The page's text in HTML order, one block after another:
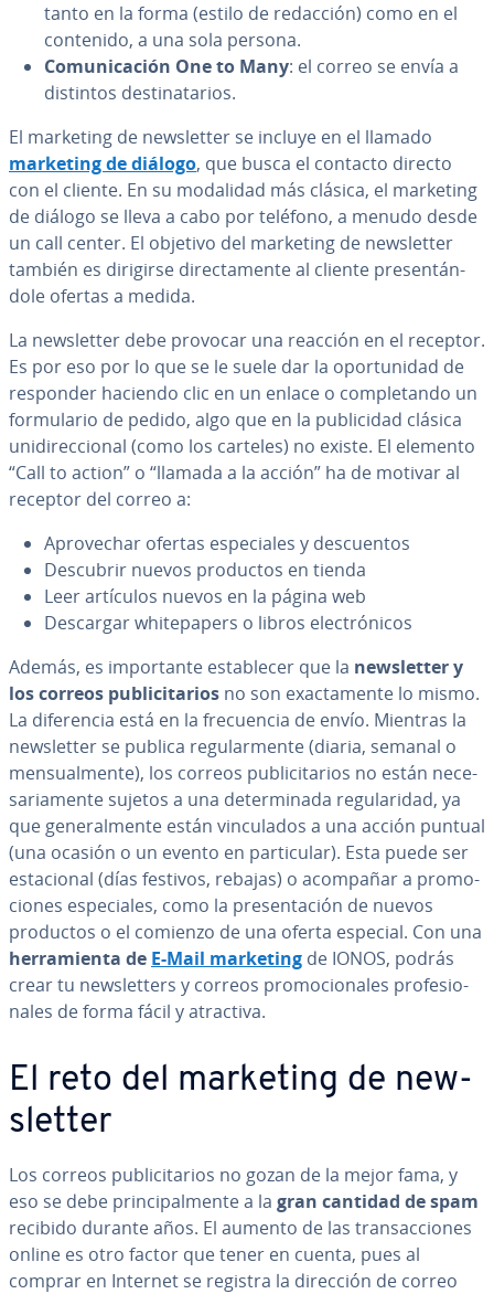
tanto en la forma (estilo de redacción) como en el
contenido, a una sola persona.
Co­mu­ni­ca­ción One to Many: el correo se envía a
distintos de­s­ti­na­ta­rios.
El marketing de ne­w­s­le­t­ter se incluye en el llamado
marketing de diálogo, que busca el contacto directo
con el cliente. En su modalidad más clásica, el marketing
de diálogo se lleva a cabo por teléfono, a menudo desde
un call center. El objetivo del marketing de ne­w­s­le­t­ter
también es dirigirse di­re­c­ta­me­n­te al cliente pre­se­n­tá­n­
do­le ofertas a medida.
La ne­w­s­le­t­ter debe provocar una reacción en el receptor.
Es por eso por lo que se le suele dar la opo­r­tu­ni­dad de
responder haciendo clic en un enlace o co­m­ple­ta­n­do un
fo­r­mu­la­rio de pedido, algo que en la pu­bli­ci­dad clásica
uni­di­re­c­cio­nal (como los carteles) no existe. El elemento
“Call to action” o “llamada a la acción” ha de motivar al
receptor del correo a:
Apro­ve­char ofertas es­pe­cia­les y de­s­cue­n­tos
Descubrir nuevos productos en tienda
Leer artículos nuevos en la página web
Descargar whi­te­pa­pe­rs o libros ele­c­tró­ni­cos
Además, es im­po­r­ta­n­te es­ta­ble­cer que la ne­w­s­le­t­ter y
los correos pu­bli­ci­ta­rios no son exac­ta­me­n­te lo mismo.
La di­fe­re­n­cia está en la fre­cue­n­cia de envío. Mientras la
ne­w­s­le­t­ter se publica re­gu­la­r­me­n­te (diaria, semanal o
me­n­sua­l­me­n­te), los correos pu­bli­ci­ta­rios no están ne­ce­
sa­ria­me­n­te sujetos a una de­te­r­mi­na­da re­gu­la­ri­dad, ya
que ge­ne­ra­l­me­n­te están vi­n­cu­la­dos a una acción puntual
(una ocasión o un evento en pa­r­ti­cu­lar). Esta puede ser
es­ta­cio­nal (días festivos, rebajas) o acompañar a pro­mo­
cio­nes es­pe­cia­les, como la pre­se­n­ta­ción de nuevos
productos o el comienzo de una oferta especial. Con una
he­rra­mie­n­ta de E-Mail marketing de IONOS, podrás
crear tu ne­w­s­le­t­te­rs y correos pro­mo­cio­na­les pro­fe­sio­
na­les de forma fácil y atractiva.
El reto del marketing de ne­w­
s­le­t­ter
Los correos pu­bli­ci­ta­rios no gozan de la mejor fama, y
eso se debe pri­n­ci­pa­l­me­n­te a la gran cantidad de spam
recibido durante años. El aumento de las tra­n­sac­cio­nes
online es otro factor que tener en cuenta, pues al
comprar en Internet se registra la dirección de correo